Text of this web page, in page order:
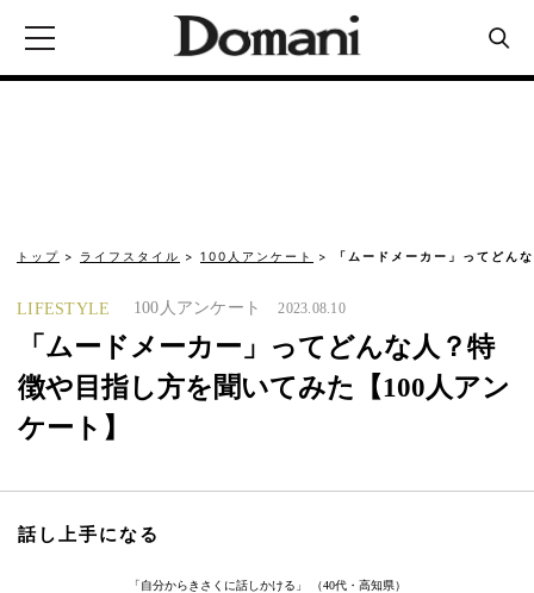
トップ ライフスタイル 100人アンケート 「ムードメーカー」ってどん
LIFESTYLE 100人アンケート 2023.08.10
「ムードメーカー」ってどんな人？特
徴や目指し方を聞いてみた【100人アン
ケート】
話し上手になる
「自分からきさくに話しかける」 （40代・高知県）